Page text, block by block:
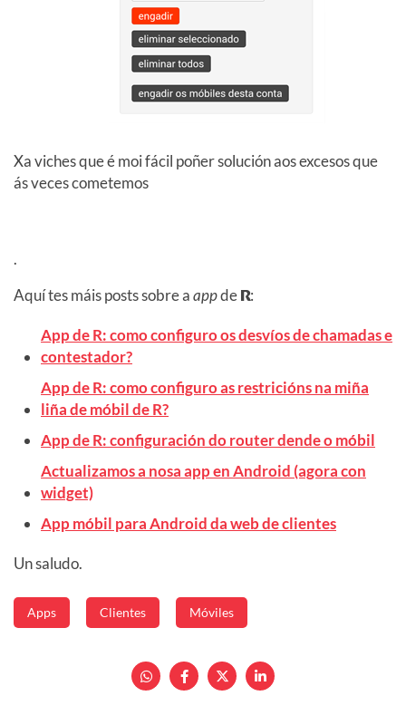
Xa viches que é moi fácil poñer solución aos excesos que
ás veces cometemos
.
Aquí tes máis posts sobre aappdeR:
App de R: como configuro os desvíos de chamadas e
contestador?
App de R: como configuro as restricións na miña
liña de móbil de R?
App de R: configuración do router dende o móbil
Actualizamos a nosa app en Android (agora con
widget)
App móbil para Android da web de clientes
Un saludo.
Apps Clientes Móviles